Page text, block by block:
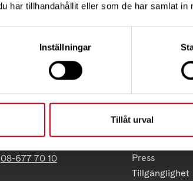
har tillhandahållit eller som de har samlat in
Inställningar
Tillåt urval
08-677 70 10
Vårt arbete
Press
Tillgänglighet